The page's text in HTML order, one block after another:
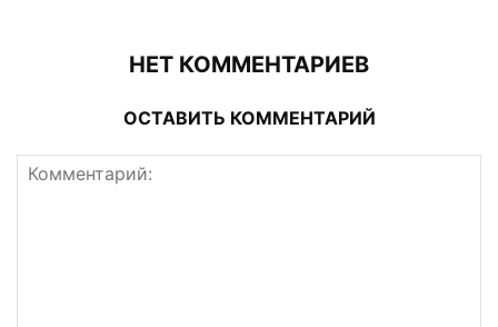
НЕТ КОММЕНТАРИЕВ
ОСТАВИТЬ КОММЕНТАРИЙ